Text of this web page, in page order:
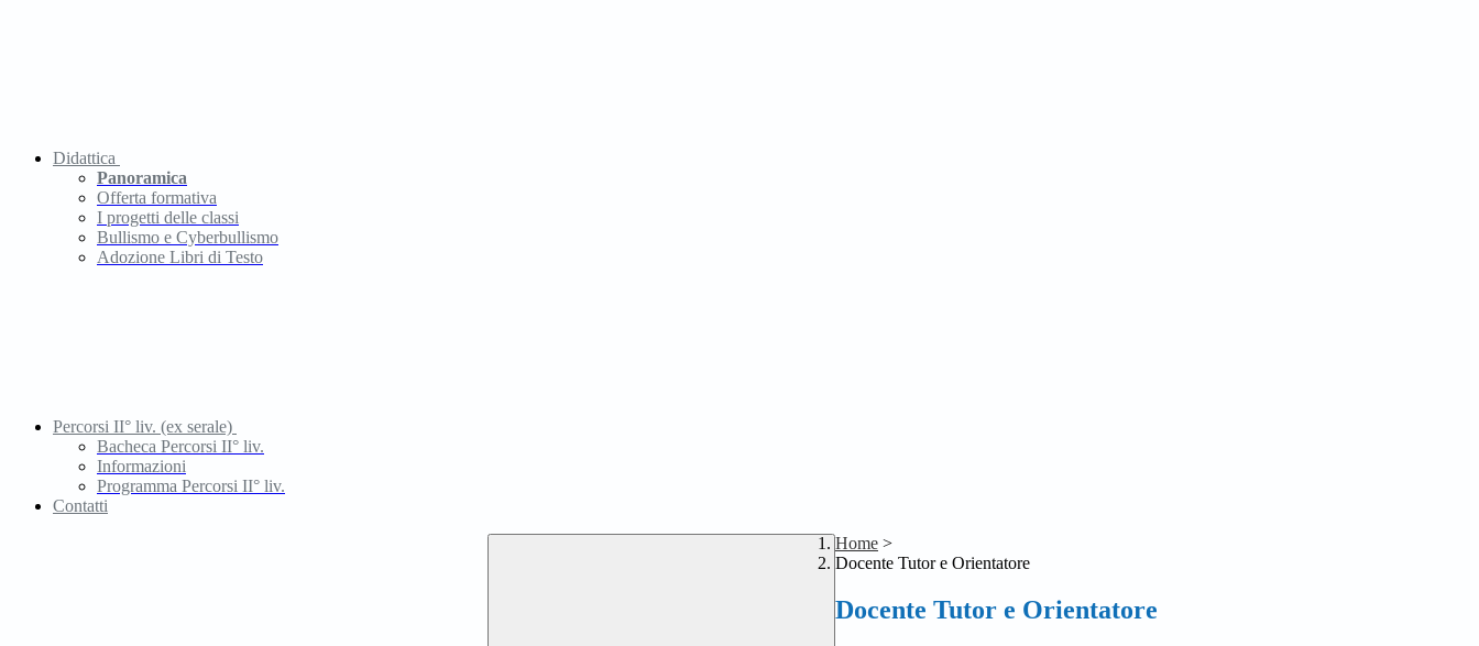
Didattica
Panoramica
Offerta formativa
I progetti delle classi
Bullismo e Cyberbullismo
Adozione Libri di Testo
Percorsi II° liv. (ex serale)
Bacheca Percorsi II° liv.
Informazioni
Programma Percorsi II° liv.
Contatti
Home >
Docente Tutor e Orientatore
Docente Tutor e Orientatore